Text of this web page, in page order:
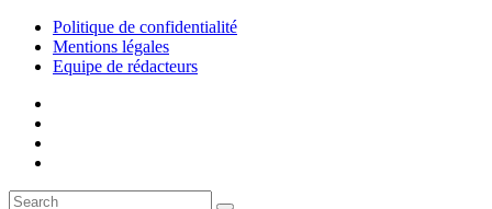
Politique de confidentialité
Mentions légales
Equipe de rédacteurs